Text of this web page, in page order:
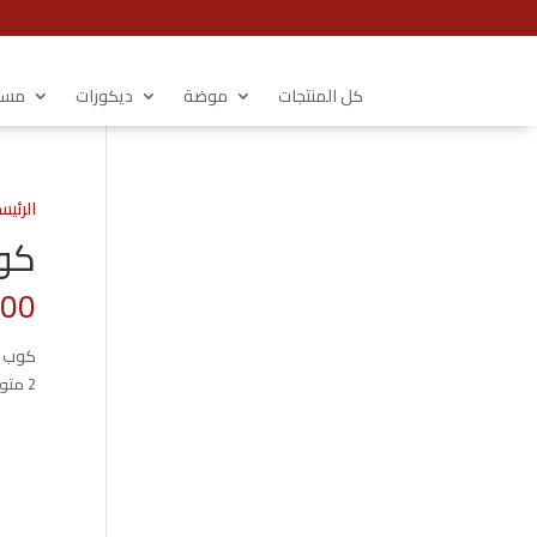
كل المنتجات موضة ديكورات
كوب
2 متوفر في المخزون